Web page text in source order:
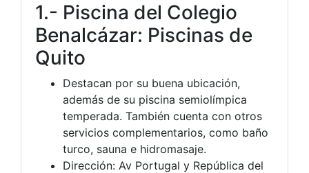
1.- Piscina del Colegio
Benalcázar: Piscinas de
Quito
Destacan por su buena ubicación,
además de su piscina semiolímpica
temperada. También cuenta con otros
servicios complementarios, como baño
turco, sauna e hidromasaje.
Dirección: Av Portugal y República del